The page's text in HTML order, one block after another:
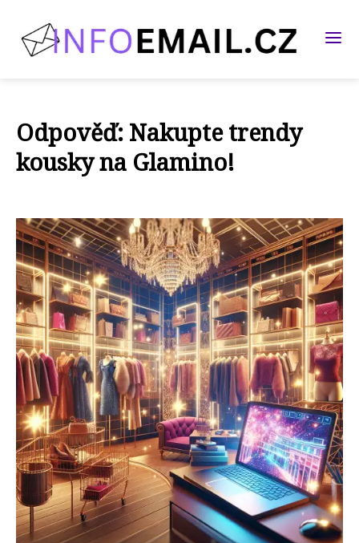
Odpověď: Nakupte trendy
kousky na Glamino!